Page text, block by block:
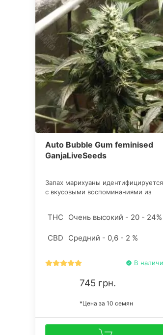
Auto Bubble Gum feminised
GanjaLiveSeeds
Запах марихуаны идентифицируется
с вкусовыми воспоминаниями из
объектом желания.
THC Очень высокий - 20 - 24%
CBD Средний - 0,6 - 2 %
В
745 грн.
*Цена за 10 семян